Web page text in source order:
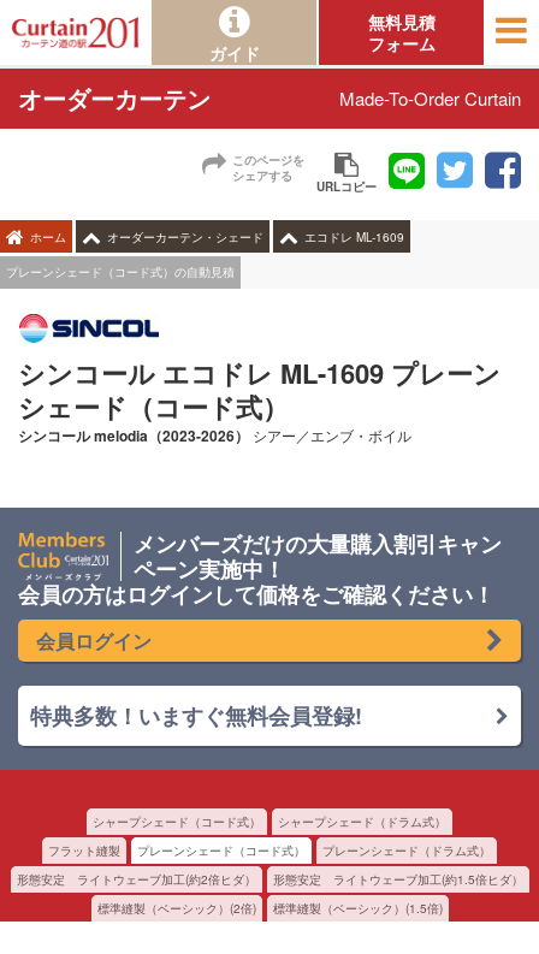
ガイド
無料見積
フォーム
オーダーカーテン Made-To-Order Curtain
このページを
シェアする
URLコピー
ホーム オーダーカーテン・シェード エコドレ ML-1609
プレーンシェード（コード式）の自動見積
シンコール エコドレ ML-1609 プレーン
シェード（コード式）
シンコールmelodia（2023-2026） シアー／エンブ・ボイル
メンバーズだけの大量購入割引キャン
ペーン実施中！
会員の方はログインして価格をご確認ください！
会員ログイン
特典多数！いますぐ無料会員登録!
標準縫製（ベーシック）(2倍) 標準縫製（ベーシック）(1.5倍)
形態安定 ライトウェーブ加工(約2倍ヒダ） 形態安定 ライトウェーブ加工(約1.5倍ヒダ）
フラット縫製 プレーンシェード（コード式） プレーンシェード（ドラム式）
シャープシェード（コード式） シャープシェード（ドラム式）